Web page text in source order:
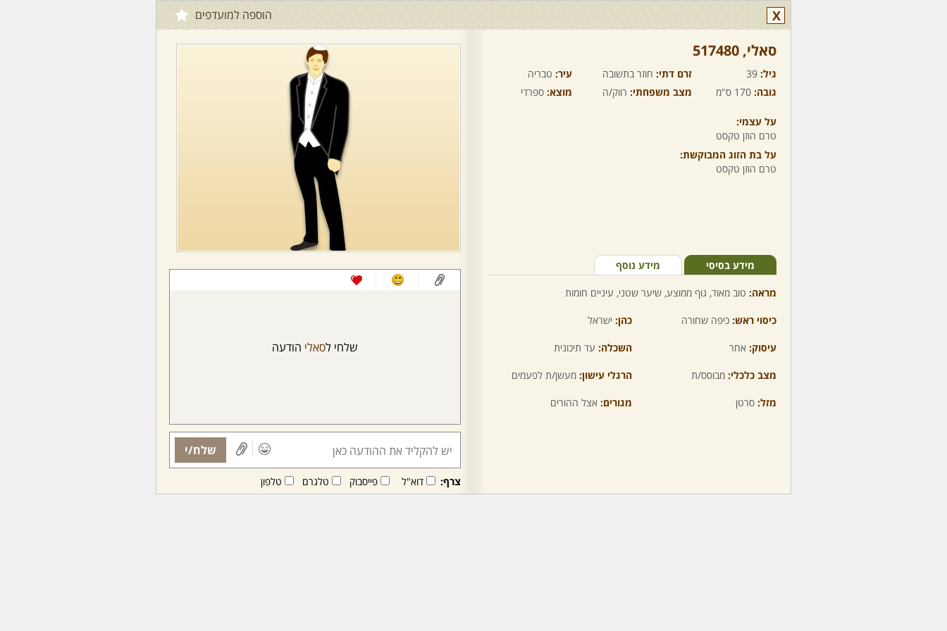
X הוספה למועדפים
סאלי,‏ 517480
גיל: 39 זרם דתי: חוזר בתשובה עיר: טבריה
גובה: 170 ס"מ מצב משפחתי: רווק/ה מוצא: ספרדי
על עצמי:
טרם הוזן טקסט
על בת הזוג המבוקשת:
טרם הוזן טקסט
מידע בסיסי מידע נוסף
מראה: טוב מאוד, גוף ממוצע, שיער שטני, עיניים חומות
כיסוי ראש: כיפה שחורה כהן: ישראל
עיסוק: אחר השכלה: עד תיכונית
מצב כלכלי: מבוסס/ת הרגלי עישון: מעשן/ת לפעמים
מזל: סרטן מגורים: אצל ההורים
שלחי לסאלי הודעה
שלח/י
צרף: דוא"ל פייסבוק טלגרם טלפון